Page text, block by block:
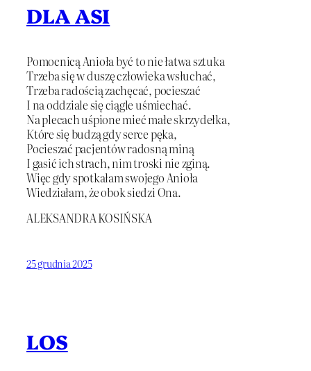
DLA ASI
Pomocnicą Anioła być to nie łatwa sztuka
Trzeba się w duszę człowieka wsłuchać,
Trzeba radością zachęcać, pocieszać
I na oddziale się ciągle uśmiechać.
Na plecach uśpione mieć małe skrzydełka,
Które się budzą gdy serce pęka,
Pocieszać pacjentów radosną miną
I gasić ich strach, nim troski nie zginą.
Więc gdy spotkałam swojego Anioła
Wiedziałam, że obok siedzi Ona.
ALEKSANDRA KOSIŃSKA
25 grudnia 2025
LOS